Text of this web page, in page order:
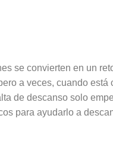
se convierten en un
a veces, cuando
de descanso solo
para ayudarlo a